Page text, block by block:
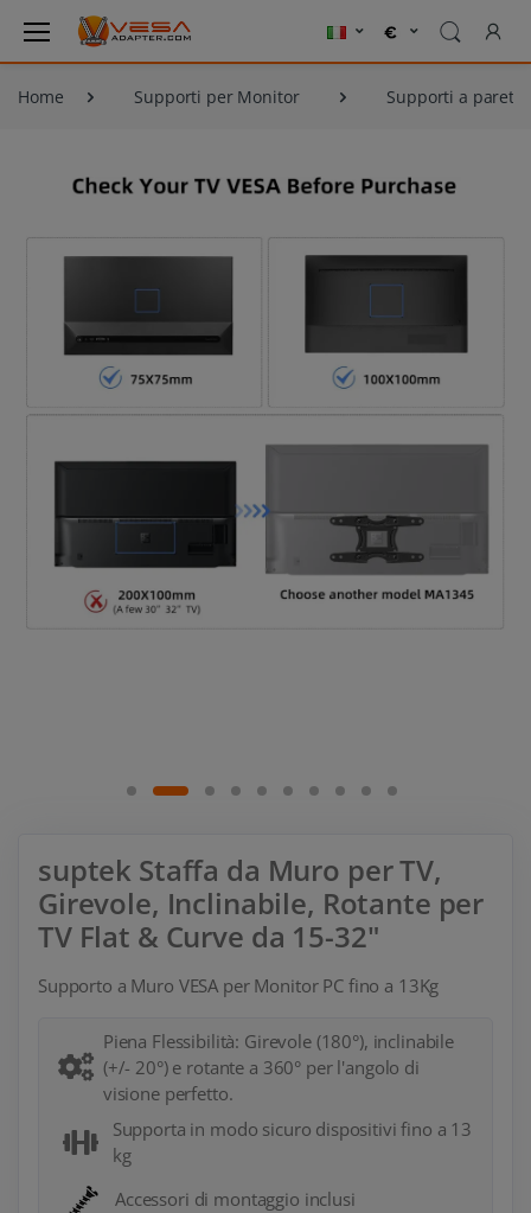
Home Supporti per Monitor Supporti a parete
suptek Staffa da Muro per TV,
Girevole, Inclinabile, Rotante per
TV Flat & Curve da 15-32"
Supporto a Muro VESA per Monitor PC fino a 13Kg
Piena Flessibilità: Girevole (180°), inclinabile
(+/- 20°) e rotante a 360° per l'angolo di
visione perfetto.
Supporta in modo sicuro dispositivi fino a 13
kg
Accessori di montaggio inclusi